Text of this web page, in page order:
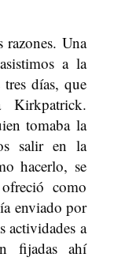
Una
a la
días, que
tomaba la
salir en la
hacerlo, se
como
enviado por
actividades a
fijadas ahí